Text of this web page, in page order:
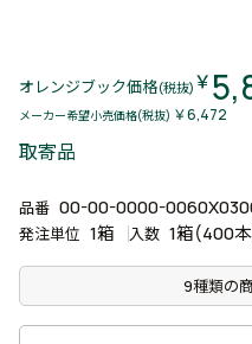
オレンジブック価格(税抜) ￥
メーカー希望小売価格(税抜) ￥6,472
取寄品
品番 00-00-0000-
発注単位 1箱 入数 1箱(400
9種類の